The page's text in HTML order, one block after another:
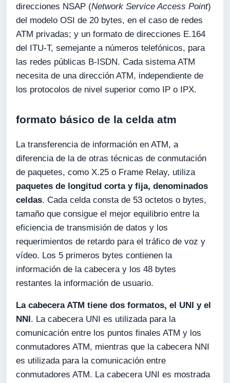
direcciones NSAP (Network Service Access Point)
del modelo OSI de 20 bytes, en el caso de redes
ATM privadas; y un formato de direcciones E.164
del ITU-T, semejante a números telefónicos, para
las redes públicas B-ISDN. Cada sistema ATM
necesita de una dirección ATM, independiente de
los protocolos de nivel superior como IP o IPX.
formato básico de la celda atm
La transferencia de información en ATM, a
diferencia de la de otras técnicas de conmutación
de paquetes, como X.25 o Frame Relay, utiliza
paquetes de longitud corta y fija, denominados
celdas. Cada celda consta de 53 octetos o bytes,
tamaño que consigue el mejor equilibrio entre la
eficiencia de transmisión de datos y los
requerimientos de retardo para el tráfico de voz y
vídeo. Los 5 primeros bytes contienen la
información de la cabecera y los 48 bytes
restantes la información de usuario.
La cabecera ATM tiene dos formatos, el UNI y el
NNI . La cabecera UNI es utilizada para la
comunicación entre los puntos finales ATM y los
conmutadores ATM, mientras que la cabecera NNI
es utilizada para la comunicación entre
conmutadores ATM. La cabecera UNI es mostrada